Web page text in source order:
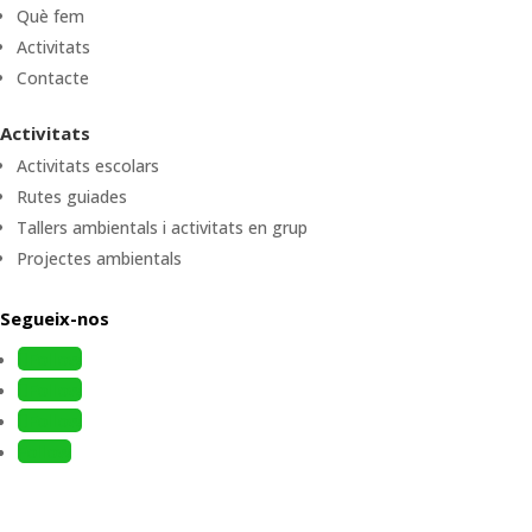
Què fem
Activitats
Contacte
Activitats
Activitats escolars
Rutes guiades
Tallers ambientals i activitats en grup
Projectes ambientals
Segueix-nos
Follow
Follow
Follow
Follow